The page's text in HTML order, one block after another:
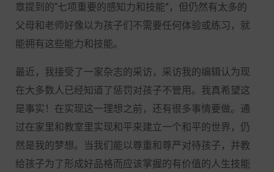
章提到的“七项重要的感知力和技能”，但仍然有太多的
父母和老师好像以为孩子们不需要任何体验或练习，就
能拥有这些能力和技能。
最近，我接受了一家杂志的采访，采访我的编辑认为现
在大多数人已经知道了惩罚对孩子不管用。我真希望这
是事实！在实现这一理想之前，还有很多事情要做。通
过在家里和教室里实现和平来建立一个和平的世界，仍
然是我的梦想。当我们能以尊重和尊严对待孩子，并教
给孩子为了形成好品格而应该掌握的有价值的人生技能